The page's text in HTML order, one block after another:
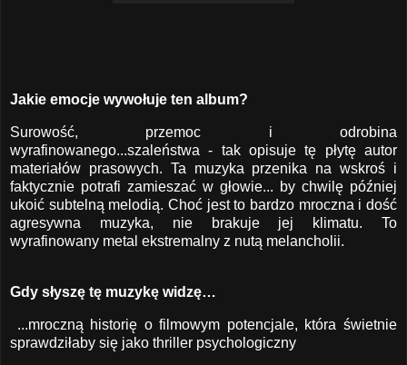
Jakie emocje wywołuje ten album?
Surowość, przemoc i odrobina
wyrafinowanego...szaleństwa - tak opisuje tę płytę autor
materiałów prasowych. Ta muzyka przenika na wskroś i
faktycznie potrafi zamieszać w głowie... by chwilę później
ukoić subtelną melodią. Choć jest to bardzo mroczna i dość
agresywna muzyka, nie brakuje jej klimatu. To
wyrafinowany metal ekstremalny z nutą melancholii.
Gdy słyszę tę muzykę widzę…
...mroczną historię o filmowym potencjale, która świetnie
sprawdziłaby się jako thriller psychologiczny